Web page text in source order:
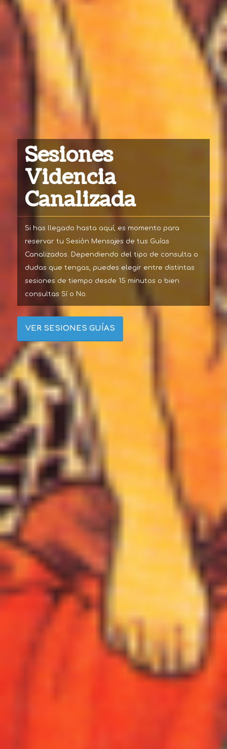
Sesiones
Videncia
Canalizada
Si has llegado hasta aquí, es momento para
reservar tu Sesión Mensajes de tus Guías
Canalizados. Dependiendo del tipo de consulta o
dudas que tengas, puedes elegir entre distintas
sesiones de tiempo desde 15 minutos o bien
consultas Sí o No.
VER SESIONES GUÍAS